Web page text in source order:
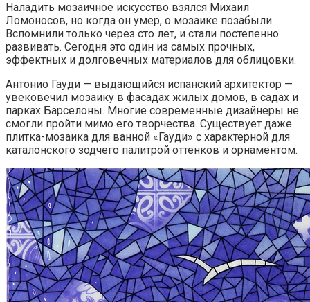
Наладить мозаичное искусство взялся Михаил
Ломоносов, но когда он умер, о мозаике позабыли.
Вспомнили только через сто лет, и стали постепенно
развивать. Сегодня это один из самых прочных,
эффектных и долговечных материалов для облицовки.
Антонио Гауди — выдающийся испанский архитектор —
увековечил мозаику в фасадах жилых домов, в садах и
парках Барселоны. Многие современные дизайнеры не
смогли пройти мимо его творчества. Существует даже
плитка-мозаика для ванной «Гауди» с характерной для
каталонского зодчего палитрой оттенков и орнаментом.